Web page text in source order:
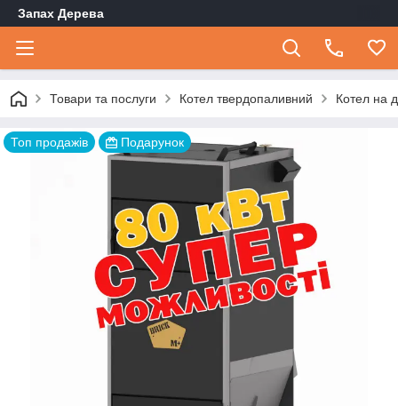
Запах Дерева
Товари та послуги Котел твердопаливний Котел на
Топ продажів Подарунок